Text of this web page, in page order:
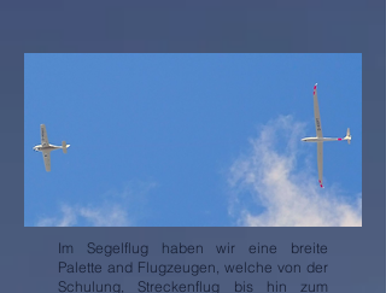
Im Segelflug haben wir eine breite
Palette and Flugzeugen, welche von der
Schulung, Streckenflug bis hin zum